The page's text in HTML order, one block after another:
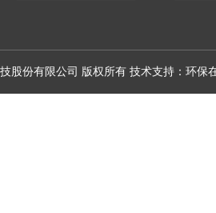
股份有限公司 版权所有 技术支持： 环保